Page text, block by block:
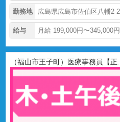
勤務地 広島県広島市佐伯区八幡2-
給与 月給 199,000円〜345,000円
（福山市王子町）医療事務員【正...